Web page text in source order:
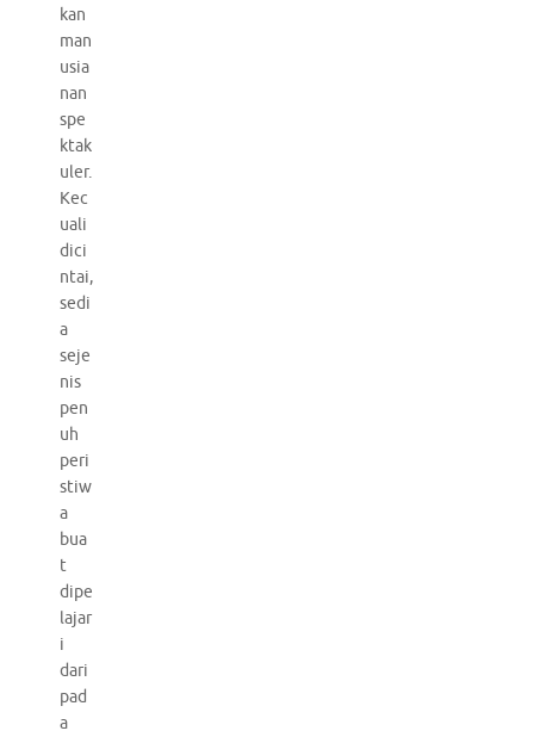
kan
man
usia
nan
spe
ktak
uler.
Kec
uali
dici
ntai,
sedi
a
seje
nis
pen
uh
peri
stiw
a
bua
t
dipe
lajar
i
dari
pad
a